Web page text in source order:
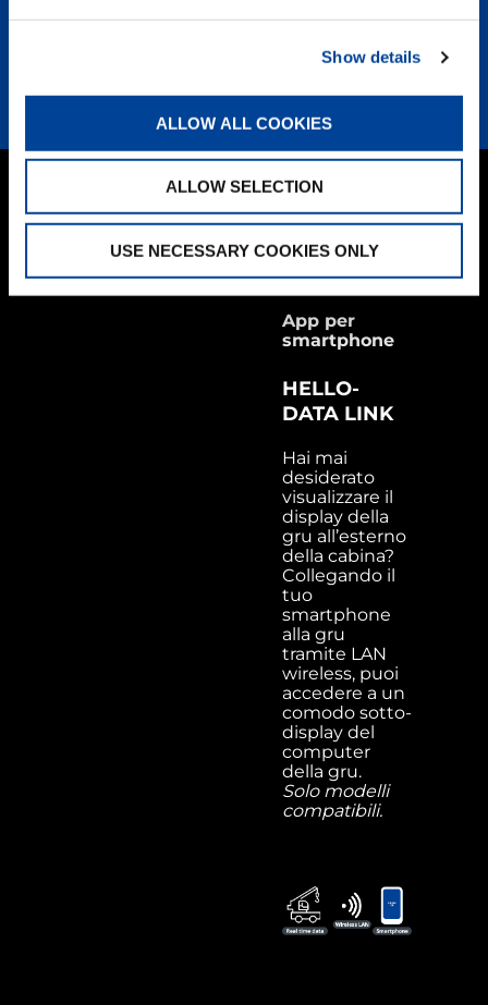
Show details
ALLOW ALL COOKIES
ALLOW SELECTION
USE NECESSARY COOKIES ONLY
App per
smartphone
HELLO-
DATA LINK
Hai mai
desiderato
visualizzare il
display della
gru all’esterno
della cabina?
Collegando il
tuo
smartphone
alla gru
tramite LAN
wireless, puoi
accedere a un
comodo sotto-
display del
computer
della gru.
Solo modelli
compatibili.